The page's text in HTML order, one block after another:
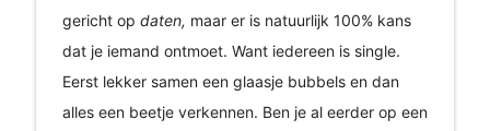
gericht op daten, maar er is natuurlijk 100% kans
dat je iemand ontmoet. Want iedereen is single.
Eerst lekker samen een glaasje bubbels en dan
alles een beetje verkennen. Ben je al eerder op een